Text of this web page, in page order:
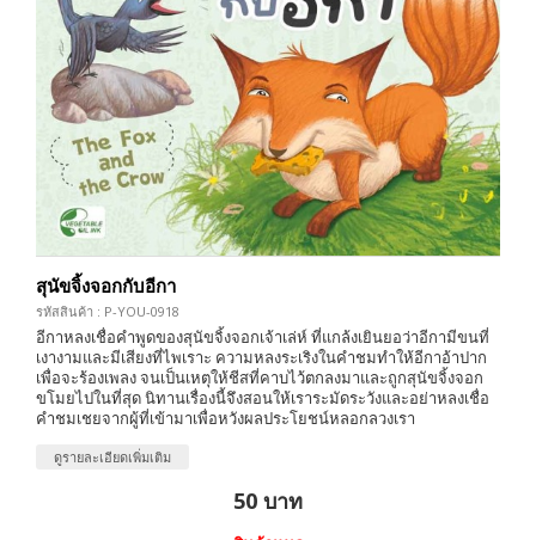
สุนัขจิ้งจอกกับอีกา
รหัสสินค้า : P-YOU-0918
อีกาหลงเชื่อคำพูดของสุนัขจิ้งจอกเจ้าเล่ห์ ที่แกล้งเยินยอว่าอีกามีขนที่
เงางามและมีเสียงที่ไพเราะ ความหลงระเริงในคำชมทำให้อีกาอ้าปาก
เพื่อจะร้องเพลง จนเป็นเหตุให้ชีสที่คาบไว้ตกลงมาและถูกสุนัขจิ้งจอก
ขโมยไปในที่สุด นิทานเรื่องนี้จึงสอนให้เราระมัดระวังและอย่าหลงเชื่อ
คำชมเชยจากผู้ที่เข้ามาเพื่อหวังผลประโยชน์หลอกลวงเรา
ดูรายละเอียดเพิ่มเติม
50 บาท